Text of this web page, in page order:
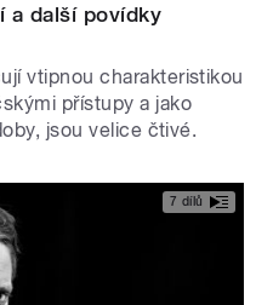
a další povídky
vtipnou charakteristikou
přístupy a jako
jsou velice čtivé.
7 dílů